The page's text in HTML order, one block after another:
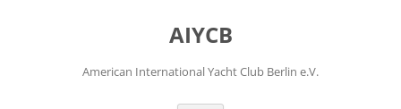
AIYCB
American International Yacht Club Berlin e.V.